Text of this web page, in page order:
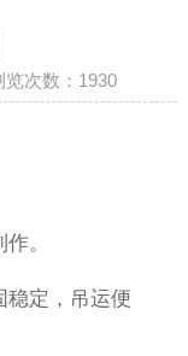
次数： 1930
。
稳定，吊运便